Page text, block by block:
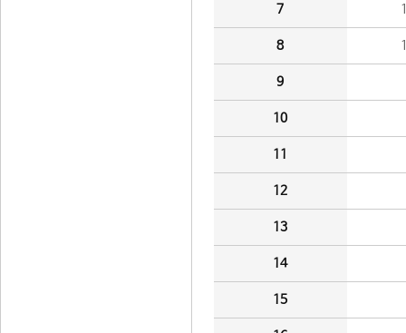
7
8
9
10
11
12
13
14
15